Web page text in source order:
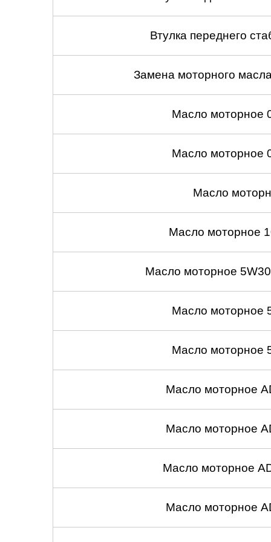
Солнцево
Сочи
Сургут
Тюмень
Чебоксары
Челябинск
Череповец
Втулка переднего
Замена моторного
Масло моторное
Масло моторное
Масло
Масло моторное
Масло моторное
Масло моторное
Масло моторное
Масло моторное
Масло моторное
Масло моторное
Масло моторное